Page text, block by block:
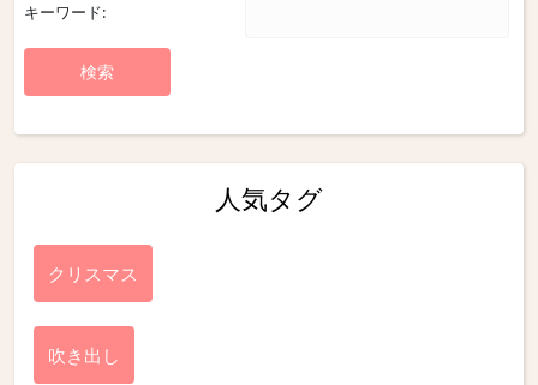
キーワード:
人気タグ
クリスマス
吹き出し